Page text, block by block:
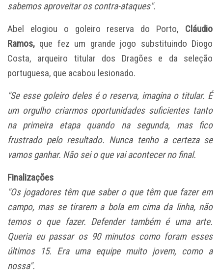
sabemos aproveitar os contra-ataques".
Abel elogiou o goleiro reserva do Porto, Cláudio
Ramos, que fez um grande jogo substituindo Diogo
Costa, arqueiro titular dos Dragões e da seleção
portuguesa, que acabou lesionado.
"Se esse goleiro deles é o reserva, imagina o titular. É
um orgulho criarmos oportunidades suficientes tanto
na primeira etapa quando na segunda, mas fico
frustrado pelo resultado. Nunca tenho a certeza se
vamos ganhar. Não sei o que vai acontecer no final.
Finalizações
"Os jogadores têm que saber o que têm que fazer em
campo, mas se tirarem a bola em cima da linha, não
temos o que fazer. Defender também é uma arte.
Queria eu passar os 90 minutos como foram esses
últimos 15. Era uma equipe muito jovem, como a
nossa".